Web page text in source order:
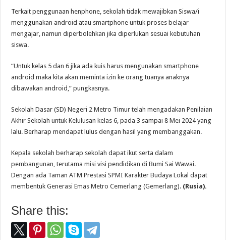
Terkait penggunaan henphone, sekolah tidak mewajibkan Siswa/i
menggunakan android atau smartphone untuk proses belajar
mengajar, namun diperbolehkan jika diperlukan sesuai kebutuhan
siswa.
“Untuk kelas 5 dan 6 jika ada kuis harus mengunakan smartphone
android maka kita akan meminta izin ke orang tuanya anaknya
dibawakan android,” pungkasnya.
Sekolah Dasar (SD) Negeri 2 Metro Timur telah mengadakan Penilaian
Akhir Sekolah untuk Kelulusan kelas 6, pada 3 sampai 8 Mei 2024 yang
lalu. Berharap mendapat lulus dengan hasil yang membanggakan.
Kepala sekolah berharap sekolah dapat ikut serta dalam
pembangunan, terutama misi visi pendidikan di Bumi Sai Wawai.
Dengan ada Taman ATM Prestasi SPMI Karakter Budaya Lokal dapat
membentuk Generasi Emas Metro Cemerlang (Gemerlang). (Rusia).
Share this: